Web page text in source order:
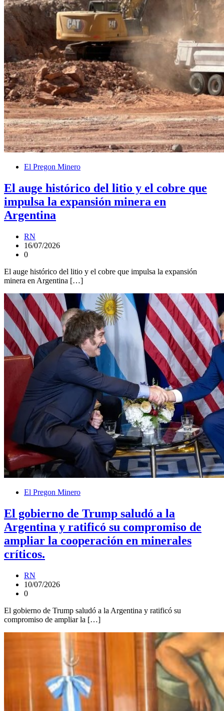
El Pregon Minero
El auge histórico del litio y el cobre que
impulsa la expansión minera en
Argentina
RN
16/07/2026
0
El auge histórico del litio y el cobre que impulsa la expansión
minera en Argentina […]
El Pregon Minero
El gobierno de Trump saludó a la
Argentina y ratificó su compromiso de
ampliar la cooperación en minerales
críticos.
RN
10/07/2026
0
El gobierno de Trump saludó a la Argentina y ratificó su
compromiso de ampliar la […]